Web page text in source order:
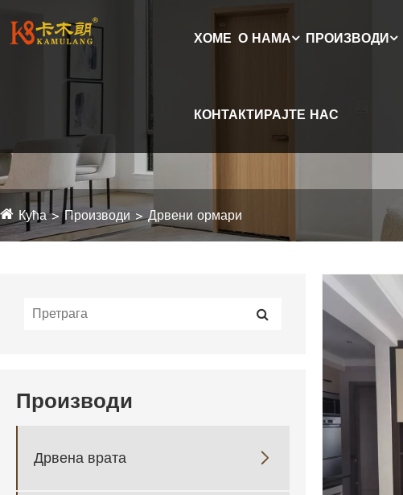
ХОМЕ О НАМА ПРОИЗВОДИ
КОНТАКТИРАЈТЕ НАС
Кућа Производи Дрвени ормари
Производи
Дрвена врата 